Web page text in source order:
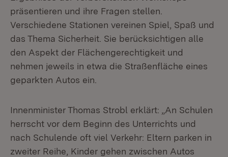
präsentieren und ihre Fragen stellen.
Verschiedene Stationen vereinen Spiel, Spaß und
das Thema Sicherheit. Sie berücksichtigen alle
den Aspekt der Flächengerechtigkeit und
nehmen jeweils in etwa die Straßenfläche eines
geparkten Autos ein.
Innenminister Thomas Strobl erklärt: „An Schulen
herrscht vor dem Beginn des Unterrichts und
nach Schulende oft viel Verkehr: Eltern parken in
zweiter Reihe, Kinder gehen zwischen Autos